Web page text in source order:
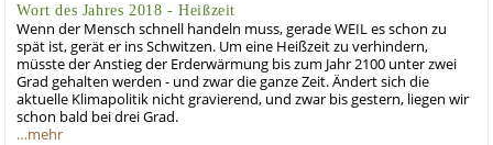
Wort des Jahres 2018 - Heißzeit
Wenn der Mensch schnell handeln muss, gerade WEIL es schon zu
spät ist, gerät er ins Schwitzen. Um eine Heißzeit zu verhindern,
müsste der Anstieg der Erderwärmung bis zum Jahr 2100 unter zwei
Grad gehalten werden - und zwar die ganze Zeit. Ändert sich die
aktuelle Klimapolitik nicht gravierend, und zwar bis gestern, liegen wir
schon bald bei drei Grad.
…mehr